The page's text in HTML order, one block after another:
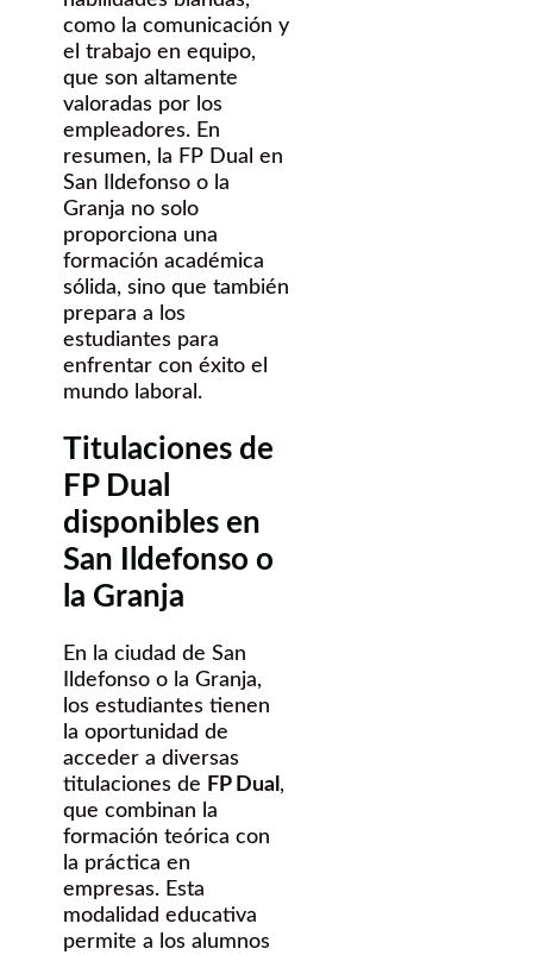
como la comunicación y
el trabajo en equipo,
que son altamente
valoradas por los
empleadores. En
resumen, la FP Dual en
San Ildefonso o la
Granja no solo
proporciona una
formación académica
sólida, sino que también
prepara a los
estudiantes para
enfrentar con éxito el
mundo laboral.
Titulaciones de
FP Dual
disponibles en
San Ildefonso o
la Granja
En la ciudad de San
Ildefonso o la Granja,
los estudiantes tienen
la oportunidad de
acceder a diversas
titulaciones de FP Dual ,
que combinan la
formación teórica con
la práctica en
empresas. Esta
modalidad educativa
permite a los alumnos